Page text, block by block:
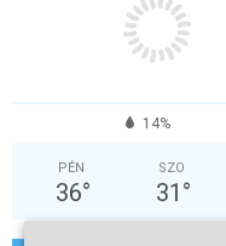
14%
PÉN
36°
SZO
31 °